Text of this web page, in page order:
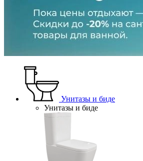
Унитазы и биде
Унитазы и биде